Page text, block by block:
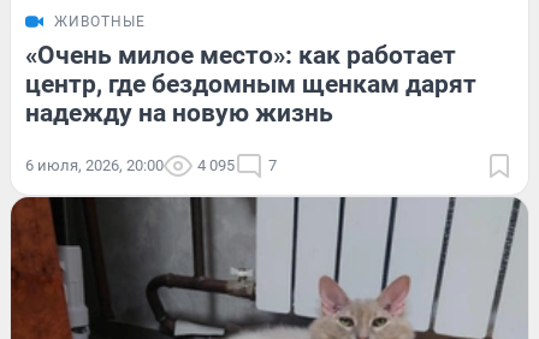
ЖИВОТНЫЕ
«Очень милое место»: как работает
центр, где бездомным щенкам дарят
надежду на новую жизнь
6 июля, 2026, 20:00 4 095 7